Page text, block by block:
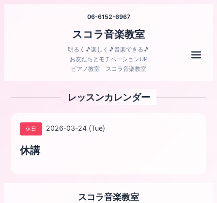
06-6152-6967
スコラ音楽教室
明るく🎵楽しく🎵音楽できる🎵
お友だちとモチベーションUP
ピアノ教室 スコラ音楽教室
レッスンカレンダー
休日 2026-03-24 (Tue)
休講
スコラ音楽教室